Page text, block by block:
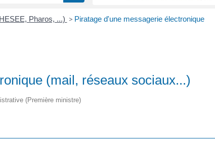
Pharos, ...) > Piratage d'une messagerie électronique
(mail, réseaux sociaux...)
(Première ministre)